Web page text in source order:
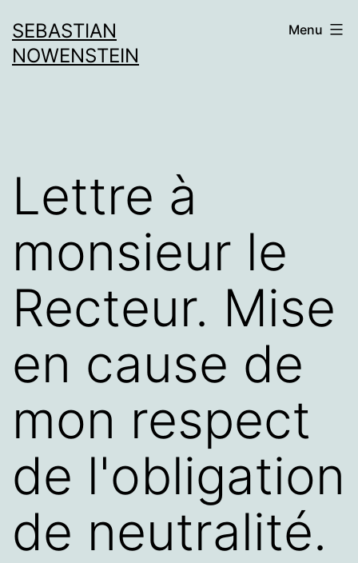
au
contenu
SEBASTIAN
NOWENSTEIN
Menu
Lettre à
monsieur le
Recteur. Mise
en cause de
mon respect
de l'obligation
de neutralité.